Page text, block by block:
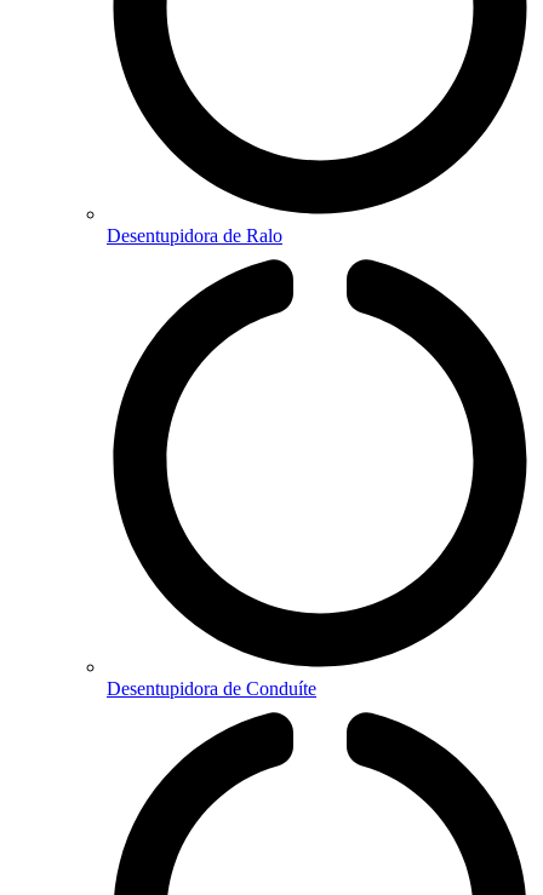
Desentupidora de Ralo
Desentupidora de Conduíte